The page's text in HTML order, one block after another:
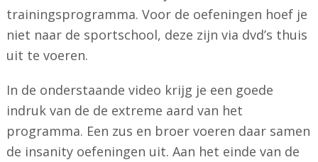
trainingsprogramma. Voor de oefeningen hoef je
niet naar de sportschool, deze zijn via dvd’s thuis
uit te voeren.
In de onderstaande video krijg je een goede
indruk van de de extreme aard van het
programma. Een zus en broer voeren daar samen
de insanity oefeningen uit. Aan het einde van de